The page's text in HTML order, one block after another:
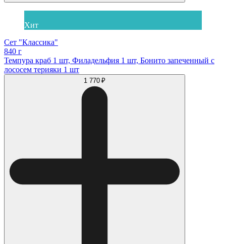
Хит
Сет "Классика"
840 г
Темпура краб 1 шт, Филадельфия 1 шт, Бонито запеченный с
лососем терияки 1 шт
1 770 ₽